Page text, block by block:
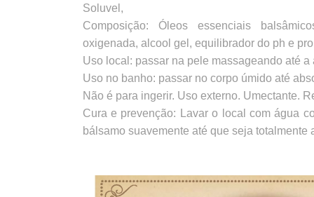
Soluvel,
Composição: Óleos essenciais
oxigenada, alcool gel, equilibrador do ph e
Uso local: passar na pele massageando até a
Uso no banho: passar no corpo úmido até
Não é para ingerir. Uso externo. Umectante.
Cura e prevenção: Lavar o local com água
bálsamo suavemente até que seja totalmente